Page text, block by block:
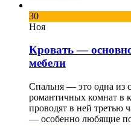
30
Ноя
Кровать —
мебели
Спальня — это одна из
романтичных комнат в
проводят в ней третью
— особенно любящие